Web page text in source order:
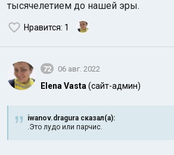
тысячелетием до нашей эры.
Нравится: 1
72 06 авг. 2022
Elena Vasta (сайт-админ)
iwanov.dragura сказал(а):
.Это лудо или парчис.